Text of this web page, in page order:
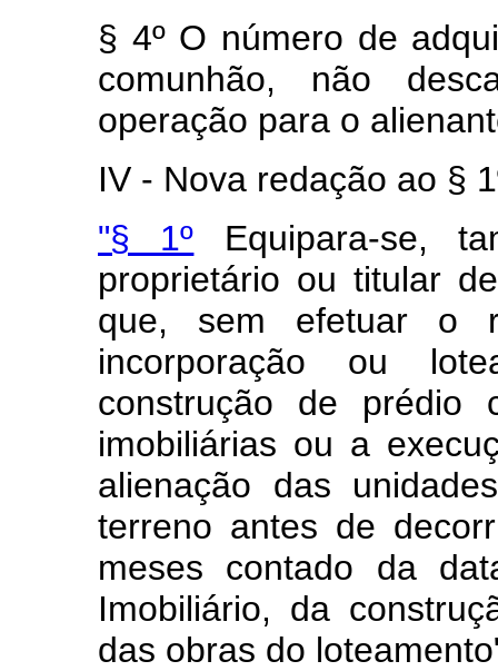
§ 4º O número de
comunhão, não
operação para o
IV - Nova redação ao §
"§ 1º Equipara-se,
proprietário ou titular
que, sem efetuar o
incorporação ou
construção de prédio
imobiliárias ou a
alienação das
terreno antes de
meses contado da
Imobiliário, da
das obras do